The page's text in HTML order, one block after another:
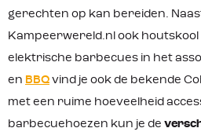
gerechten op kan bereiden.
Kampeerwereld.nl ook
elektrische barbecues in het
en BBQ vind je ook de bekende
met een ruime hoeveelheid
barbecuehoezen kun je de